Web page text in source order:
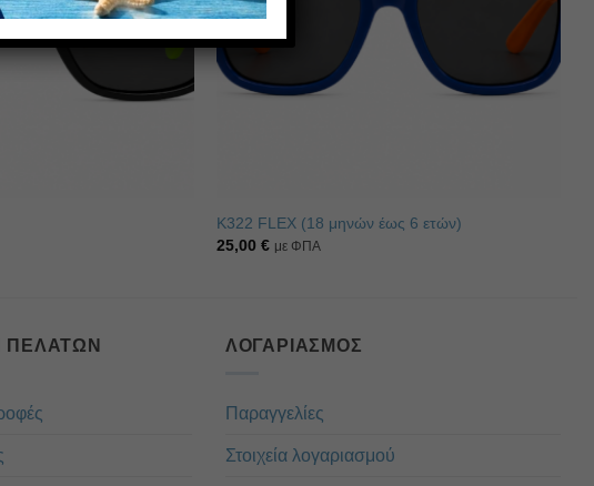
Κ322 FLEX (18 μηνών έως 6 ετών)
25,00€ με ΦΠΑ
ΠΕΛΑΤΏΝ ΛΟΓΑΡΙΑΣΜΌΣ
Παραγγελίες
Στοιχεία λογαριασμού